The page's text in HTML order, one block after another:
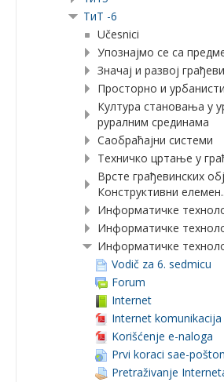
ТиТ -6
Učesnici
Упознајмо се са
Значај и развој
Просторно и
Култура становања у
руралним срединама
Саобраћајни системи
Техничко цртање у
Врсте грађевинских
Конструктивни
Информатичке
Информатичке
Информатичке
Vodič za 6. sedmicu
Forum
Internet
Internet komunikacija
Korišćenje e-naloga
Prvi koraci sae-
Pretraživanje